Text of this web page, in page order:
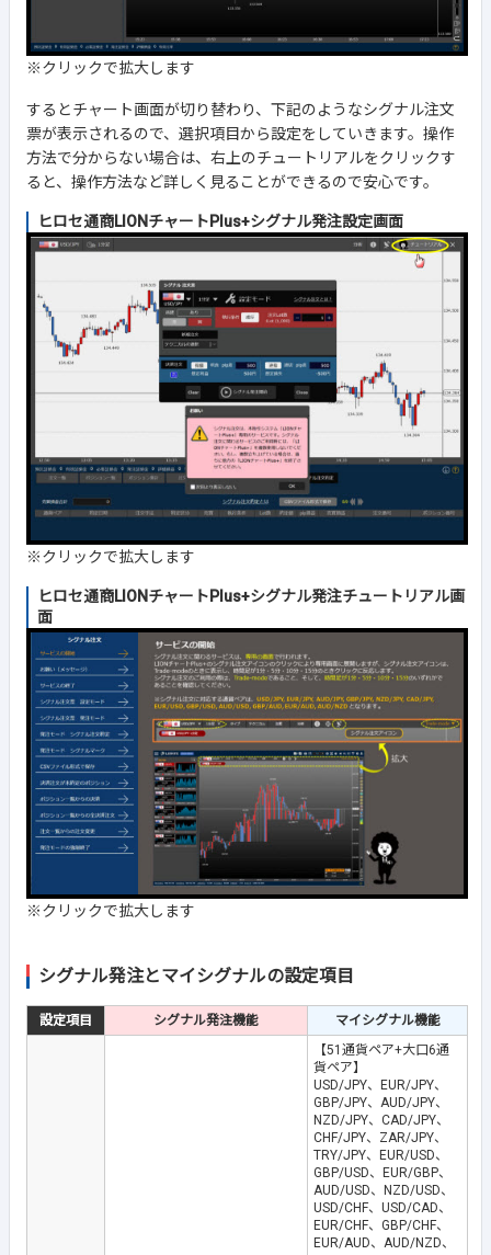
※クリックで拡大します
するとチャート画面が切り替わり、下記のようなシグナル注文
票が表示されるので、選択項目から設定をしていきます。操作
方法で分からない場合は、右上のチュートリアルをクリックす
ると、操作方法など詳しく見ることができるので安心です。
ヒロセ通商LIONチャートPlus+シグナル発注設定画面
※クリックで拡大します
ヒロセ通商LIONチャートPlus+シグナル発注チュートリアル画
面
※クリックで拡大します
シグナル発注とマイシグナルの設定項目
設定項目 シグナル発注機能
マイシグナル機能
【51通貨ペア+大口6通
貨ペア】
USD/JPY、EUR/JPY、
GBP/JPY、AUD/JPY、
NZD/JPY、CAD/JPY、
CHF/JPY、ZAR/JPY、
TRY/JPY、EUR/USD、
GBP/USD、EUR/GBP、
AUD/USD、NZD/USD、
USD/CHF、USD/CAD、
EUR/CHF、GBP/CHF、
EUR/AUD、AUD/NZD、